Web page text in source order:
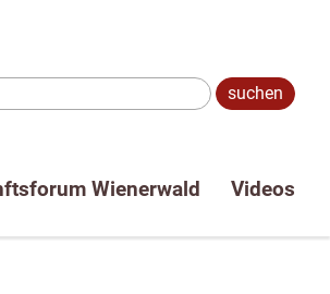
Wienerwald Videos